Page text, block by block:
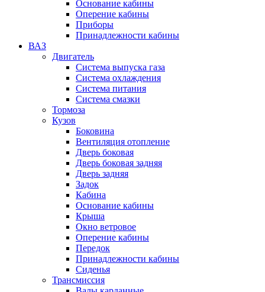
Основание кабины
Оперение кабины
Приборы
Принадлежности кабины
ВАЗ
Двигатель
Система выпуска газа
Система охлаждения
Система питания
Система смазки
Тормоза
Кузов
Боковина
Вентиляция отопление
Дверь боковая
Дверь боковая задняя
Дверь задняя
Задок
Кабина
Основание кабины
Крыша
Окно ветровое
Оперение кабины
Передок
Принадлежности кабины
Сиденья
Трансмиссия